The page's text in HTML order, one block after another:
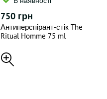
750 грн
Антиперспірант-стік The
Ritual Homme 75 ml